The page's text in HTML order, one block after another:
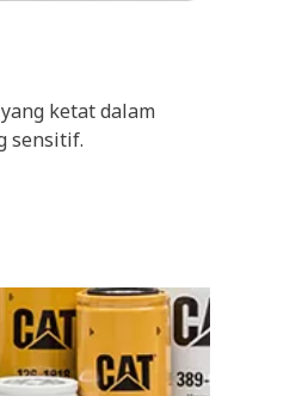
ketat dalam
sensitif.